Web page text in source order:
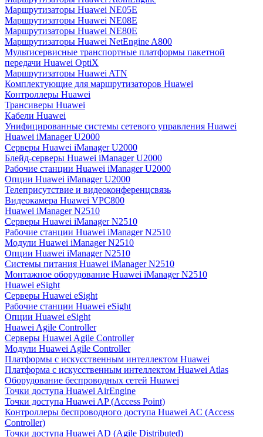
Маршрутизаторы Huawei NE05E
Маршрутизаторы Huawei NE08E
Маршрутизаторы Huawei NE80E
Маршрутизаторы Huawei NetEngine A800
Мультисервисные транспортные платформы пакетной
передачи Huawei OptiX
Маршрутизаторы Huawei ATN
Комплектующие для маршрутизаторов Huawei
Контроллеры Huawei
Трансиверы Huawei
Кабели Huawei
Унифицированные системы сетевого управления Huawei
Huawei iManager U2000
Серверы Huawei iManager U2000
Блейд-серверы Huawei iManager U2000
Рабочие станции Huawei iManager U2000
Опции Huawei iManager U2000
Телеприсутствие и видеоконференцсвязь
Видеокамера Huawei VPC800
Huawei iManager N2510
Серверы Huawei iManager N2510
Рабочие станции Huawei iManager N2510
Модули Huawei iManager N2510
Опции Huawei iManager N2510
Системы питания Huawei iManager N2510
Монтажное оборудование Huawei iManager N2510
Huawei eSight
Серверы Huawei eSight
Рабочие станции Huawei eSight
Опции Huawei eSight
Huawei Agile Controller
Серверы Huawei Agile Controller
Модули Huawei Agile Controller
Платформы с искусственным интеллектом Huawei
Платформа с искусственным интеллектом Huawei Atlas
Оборудование беспроводных сетей Huawei
Точки доступа Huawei AirEngine
Точки доступа Huawei AP (Access Point)
Контроллеры беспроводного доступа Huawei AC (Access
Controller)
Точки доступа Huawei AD (Agile Distributed)